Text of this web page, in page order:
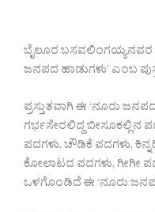
ಬೈಲೂರ ಬಸವಲಿಂಗಯ್ಯನವರ
ಜನಪದ ಹಾಡುಗಳು’‌ ಎಂಬ
ಪ್ರಸ್ತುತವಾಗಿ ಈ ‘ನೂರು
ಗರ್ಭಸೇರಲಿದ್ದ ಬೀಸೂಕಲ್ಲಿನ
ಪದಗಳು, ಚೌಡಿಕೆ ಪದಗಳು,
ಕೋಲಾಟದ ಪದಗಳು, ಗೀಗೀ
ಒಳಗೊಂಡಿದೆ ಈ ‘ನೂರು